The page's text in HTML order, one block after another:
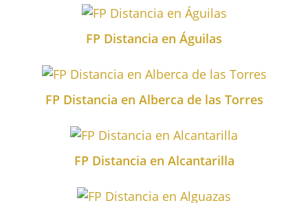
FP Distancia en Águilas
FP Distancia en Alberca de las Torres
FP Distancia en Alcantarilla